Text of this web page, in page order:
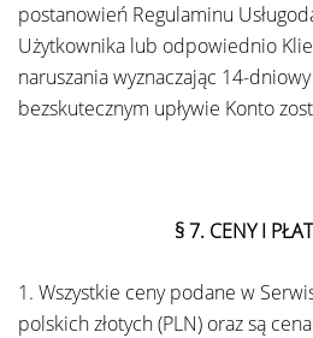
postanowień Regulaminu
Użytkownika lub odpowiednio
naruszania wyznaczając 14-
bezskutecznym upływie Konto
§ 7. CENY I
1. Wszystkie ceny podane w
polskich złotych (PLN) oraz są